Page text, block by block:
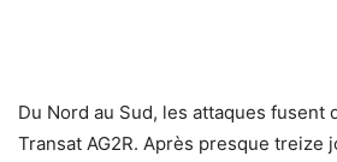
Du Nord au Sud, les attaques fusent
Transat AG2R. Après presque treize